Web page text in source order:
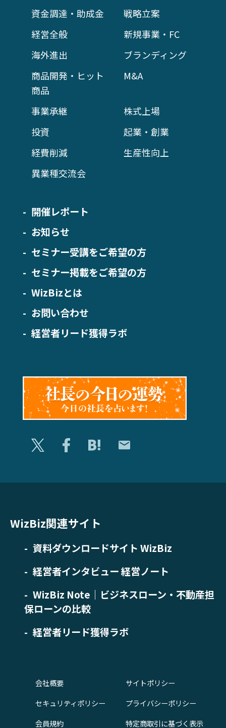
資金調達・助成金
戦略立案
経営全般
新規事業・FC
海外進出
ブランディング
商品開発・ヒット
商品
M&A
事業承継
株式上場
投資
起業・創業
経費削減
生産性向上
異業種交流会
開催レポート
お知らせ
セミナー受講をご希望の方
セミナー掲載をご希望の方
WizBizとは
お問い合わせ
経営者リード獲得ラボ
WizBiz関連サイト
資料ダウンロードサイト WizBiz
経営者インタビュー 経営ノート
WizBiz Note｜ビジネスローン・不動産担
保ローンの比較
経営者リード獲得ラボ
会社概要
サイトポリシー
セキュリティポリシー
プライバシーポリシー
会員規約
特定商取引に基づく表示